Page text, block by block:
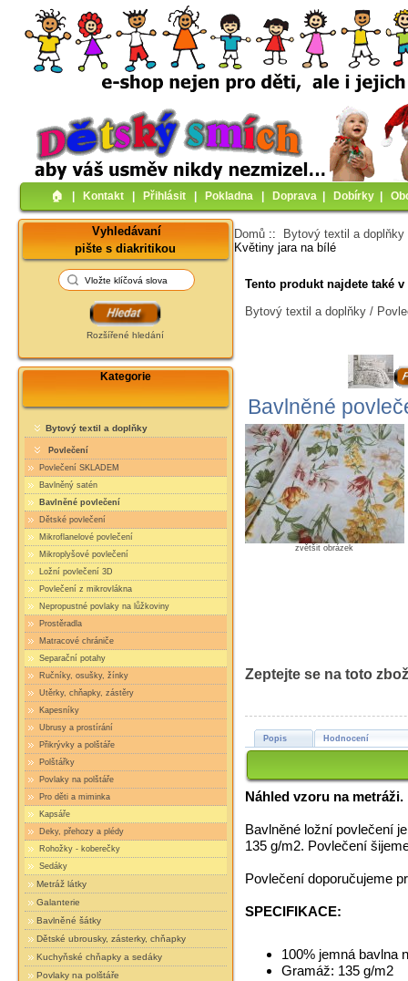
🏠︎ Kontakt Přihlásit Pokladna Doprava Dobírky
Vyhledávaní
pište s diakritikou
Rozšířené hledání
Kategorie
Bytový textil a doplňky
Povlečení
Povlečení SKLADEM
Bavlněný satén
Bavlněné povlečení
Dětské povlečení
Mikroflanelové povlečení
Mikroplyšové povlečení
Ložní povlečení 3D
Povlečení z mikrovlákna
Nepropustné povlaky na lůžkoviny
Prostěradla
Matracové chrániče
Separační potahy
Ručníky, osušky, žínky
Utěrky, chňapky, zástěry
Kapesníky
Ubrusy a prostírání
Přikrývky a polštáře
Polštářky
Povlaky na polštáře
Pro děti a miminka
Kapsáře
Deky, přehozy a plédy
Rohožky - koberečky
Sedáky
Metráž látky
Galanterie
Bavlněné šátky
Dětské ubrousky, zásterky, chňapky
Kuchyňské chňapky a sedáky
Povlaky na polštáře
Domů :: Bytový textil a doplňky
Květiny jara na bílé
Tento produkt najdete také
Bytový textil a doplňky /
Bavlněné
zvětšit obrázek
Zeptejte se na toto
Popis Hodnocení
Náhled vzoru na metráži.
Bavlněné ložní povlečení
135 g/m2. Povlečení
Povlečení doporučujeme
SPECIFIKACE:
100% jemná bavlna
Gramáž: 135 g/m2